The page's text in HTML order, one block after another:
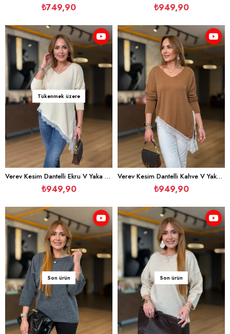
₺749,90 ₺949,90
Tükenmek üzere
Verev Kesim Dantelli Ekru V Yaka Triko
₺949,90
Verev Kesim Dantelli Kahve V Yaka Triko
₺949,90
Son ürün Son ürün